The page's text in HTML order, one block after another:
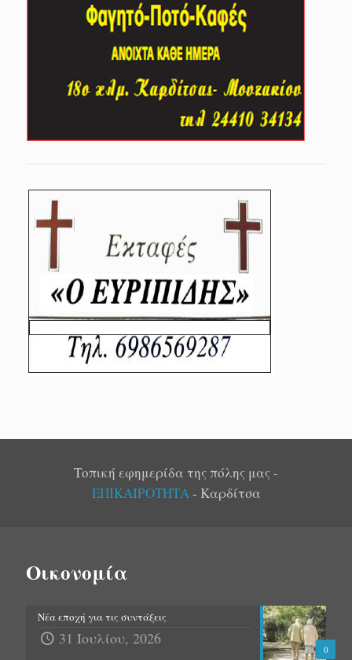
Τοπική εφημερίδα της πόλης μας -
ΕΠΙΚΑΙΡΟΤΗΤΑ- Καρδίτσα
Οικονομία
0
Νέα εποχή για τις συντάξεις
31 Ιουλίου, 2026